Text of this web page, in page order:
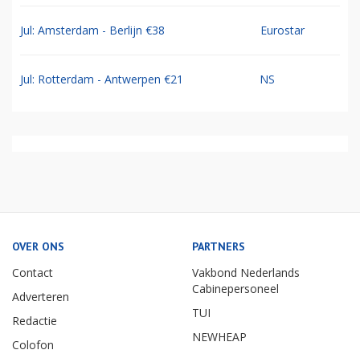
Jul: Amsterdam - Berlijn €38 Eurostar
Jul: Rotterdam - Antwerpen €21 NS
OVER ONS
Contact
Adverteren
Redactie
Colofon
PARTNERS
Vakbond Nederlands
Cabinepersoneel
TUI
NEWHEAP